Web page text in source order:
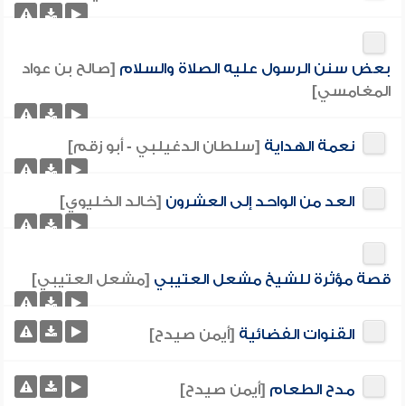
بعض سنن الرسول عليه الصلاة والسلام [صالح بن عواد
المغامسي]
نعمة الهداية [سلطان الدغيلبي - أبو زقم]
العد من الواحد إلى العشرون [خالد الخليوي]
قصة مؤثرة للشيخ مشعل العتيبي [مشعل العتيبي]
القنوات الفضائية [أيمن صيدح]
مدح الطعام [أيمن صيدح]